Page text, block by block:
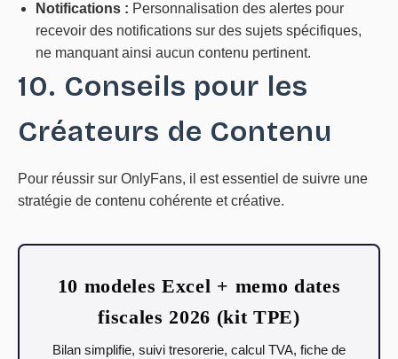
Notifications : Personnalisation des alertes pour
recevoir des notifications sur des sujets spécifiques,
ne manquant ainsi aucun contenu pertinent.
10. Conseils pour les
Créateurs de Contenu
Pour réussir sur OnlyFans, il est essentiel de suivre une
stratégie de contenu cohérente et créative.
10 modeles Excel + memo dates
fiscales 2026 (kit TPE)
Bilan simplifie, suivi tresorerie, calcul TVA, fiche de